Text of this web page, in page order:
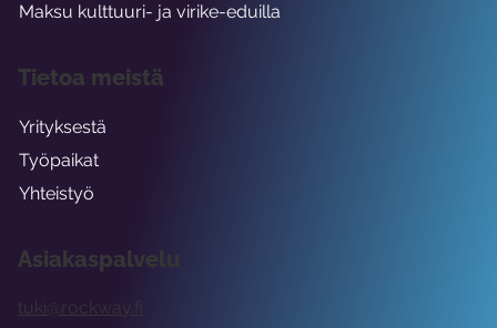
Asiakaspalvelu
tuki@rockway.fi
Maksu kulttuuri- ja virike-eduilla
Tietoa meistä
Yrityksestä
Työpaikat
Yhteistyö